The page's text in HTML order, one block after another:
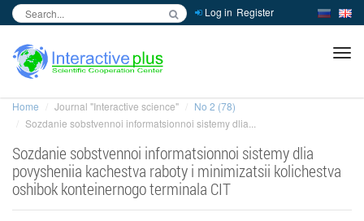
Log in Register
Home Journal "Interactive science"
No 2 (78)
Sozdanie sobstvennoi informatsionnoi sistemy dlia...
Sozdanie sobstvennoi informatsionnoi sistemy dlia
povysheniia kachestva raboty i minimizatsii kolichestva
oshibok konteinernogo terminala CIT